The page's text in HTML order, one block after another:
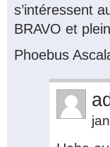
s’intéressent
BRAVO et
Phoebus